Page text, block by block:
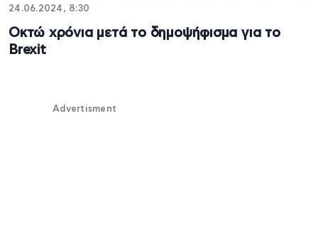
24.06.2024, 8:30
Οκτώ χρόνια μετά το δημοψήφισμα για το
Brexit
Advertisment